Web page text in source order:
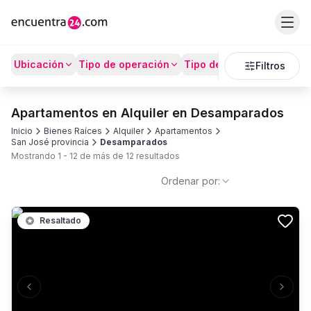
Ubicación Tipo de operación Tipo de Propiedad
Filtros
Apartamentos en Alquiler en Desamparados
Inicio Bienes Raíces Alquiler
Apartamentos
San José provincia
Desamparados
Mostrando 1 - 12 de más de 12 resultados
Ordenar por:
Previous slide Next
Resaltado